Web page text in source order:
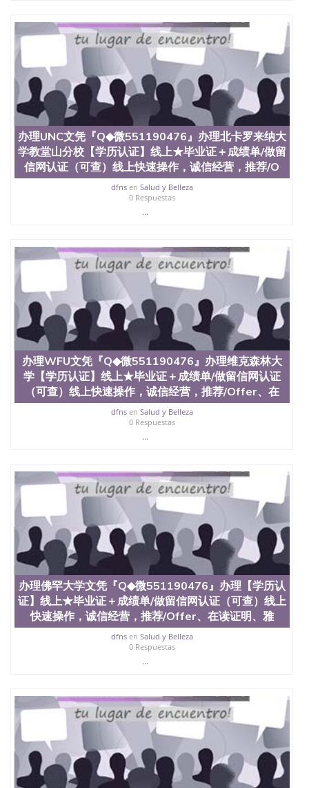
证明QQ微信551190476国外硕士文凭办理QQ微信
551190476 网上买文凭可靠吗QQ微信551190476买国
外文凭质量QQ微信551190476国外本科毕业证怎么办
理QQ微信551190476国外大学文凭真制作QQ微信
551190476办国外文凭可找工作QQ微信551190476国
外大学有毕业证QQ微信551190476办理国外毕业证价
格QQ微信551190476国外编号查询QQ微信551190476
办理国外文凭要交定金吗QQ微信551190476办国外可
查文凭QQ微信551190476网上购买真文凭可信吗QQ
微信551190476学士学位证书查询机构QQ微信
551190476 国外资格证书办理QQ微信551190476如何
办理学历认证QQ微信551190476海外文凭认证办理
QQ微信551190476 圣何塞州立大学（San Jose State
University, 又译为“圣荷西州立大学”）成立于1857
年，简称SJSU，是加州历史悠久的大学之一，也是美
西地区的公立大学之一。位于圣何塞市San Jose中
茅的毕业薪资，浓厚的多元化学术氛围，杰出的本科
教育质量，被《福克斯》杂志评选为全美50强公立综
合性大学，每年有来自世界各地的成百上千的海外学
生前往求学。 至今，这是一所在世界上享有学术地
位、声誉、实习机会和影响力的高等教育机构，并获
誉为美国本科教育质量的核心代表。其计算机系与会
计系更是在当今美国大学教学排名中表现优异。其毕
业生大多可以在其所处地域的世界硅谷中心得到工作
机会。许多硅谷公司甚至在学生大三和大四的学期提
供许多相应科系的实习机会。无论是加州大学系统
(UC)，还是加州州立大学系统(CSU), 圣何塞州立大学
都占据着加州所有大学中的地理位置。 圣何塞州立大
学座落于硅谷(Silicon Valley), 于附近的旧金山-圣何塞
地区为全美的重要科技中心。约有学生三万人，超过
134种学士学科和65个硕士学科，并有来自世界60余
受性肯定及好评；而各种大学部和研究所的商学课程
也吸引了众多不同国家的专业人士前来研究与学习。
二、办理流程： 1、收集客户办理信息； 2、客户付
定金下单； 3、公司确认到账转制作点做电子图；
4、电子图做好发给客户确认； 5、电子图确认好转成
品部做成品； 6、成品做好拍照或者视频确认再付余
款； 7、快递给客户（国内顺丰，国外DHL）。 三、
真实网上可查的证明材料 1、教育部学历学位认证，
留服真实存档可查，存档。 2、留学回国人员证明
（使馆认证），使馆网站真实存档可查。 3、留信网
真实可查认证办理，存档可查，终身受用。 四、办理
流程农业科学院、艺术与建筑学院、商学院、交流学
院、地球及物质科学院、教育学院、工程学院、健康
与人类发展学院、信息工程与科学学院、人文学院、
护理学院、科学学院等。学校的教育学院排名在全美
专业课程包括：会计学、MBA、财务、教育、建筑工
程、经济、医学、护理、文学、音乐、生物学、统计
学、美术、电子工程、天文学、农业、环境污染控
制、历史、电气工程、生物工程、建筑设计、工商管
理、材料科学、机械工程、航天工程、土木工程、数
学、化学、英语、社会科学、心理学、戏剧、市场营
销、机械工程、计算机科学、物理学、人工智能、商
办理UNC文凭『Q◆微551190476』办理北卡罗来纳大
学教堂山分校【学历认证】线上★毕业证＋成绩单/做留
信网认证（可查）线上快速操作，诚信经营，推荐/O
dfnsen Salud y Belleza
0 Respuestas
...
办理WFU文凭『Q◆微551190476』办理维克森林大
学【学历认证】线上★毕业证＋成绩单/做留信网认证
（可查）线上快速操作，诚信经营，推荐/Offer、在
dfnsen Salud y Belleza
0 Respuestas
...
办理佛罕大学文凭『Q◆微551190476』办理【学历认
证】线上★毕业证＋成绩单/做留信网认证（可查）线上
快速操作，诚信经营，推荐/Offer、在读证明、雅
dfnsen Salud y Belleza
0 Respuestas
...